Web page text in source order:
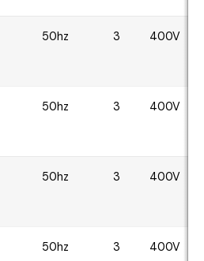
50hz 3 400V
50hz 3 400V
50hz 3 400V
50hz 3 400V